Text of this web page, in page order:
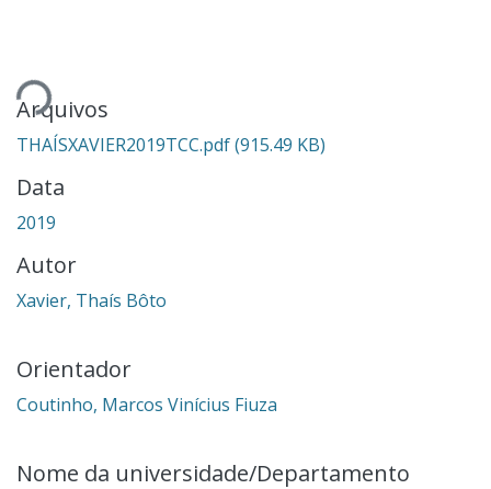
Carregando...
Arquivos
THAÍSXAVIER2019TCC.pdf(915.49 KB)
Data
2019
Autor
Xavier, Thaís Bôto
Orientador
Coutinho, Marcos Vinícius Fiuza
Nome da universidade/Departamento